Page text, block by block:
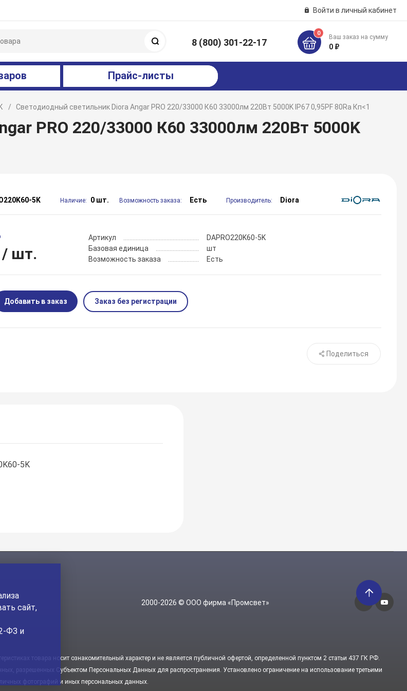
Войти в личный кабинет
8 (800) 301-22-17
0
Ваш заказ на сумму
0 ₽
Прайс-листы
Светодиодный светильник Diora Angar PRO 220/33000 К60 33000лм 220Вт 5000K IP67 0,95PF 80Ra Кп<1
PRO 220/33000 К60 33000лм 220Вт 5000K
5K Наличие: 0 шт. Возможность заказа: Есть Производитель: Diora
/ шт.
Артикул
DAPRO220K60-5K
Базовая единица
шт
Возможность заказа
Есть
Добавить в заказ Заказ без регистрации
Поделиться
5K
2000-2026 © ООО фирма «Промсвет»
товара носит ознакомительный характер и не является публичной офертой, определенной пунктом 2 статьи 437 ГК РФ.
разрешенных Субъектом Персональных Данных для распространения. Установлено ограничение на использование третьими
фотографий и иных персональных данных.
сайт,
ФЗ и